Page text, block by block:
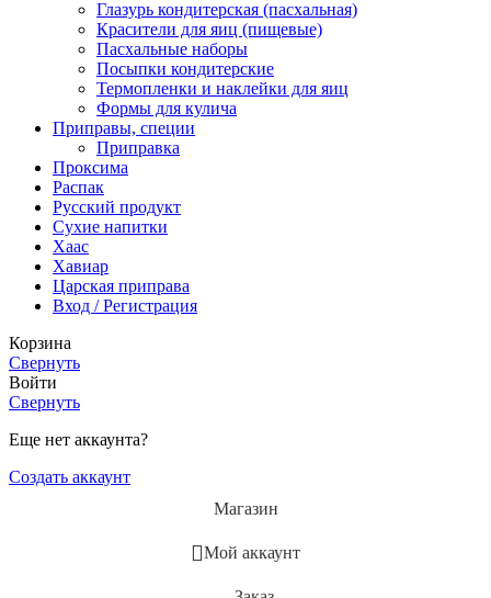
Глазурь кондитерская (пасхальная)
Красители для яиц (пищевые)
Пасхальные наборы
Посыпки кондитерские
Термопленки и наклейки для яиц
Формы для кулича
Приправы, специи
Приправка
Проксима
Распак
Русский продукт
Сухие напитки
Хаас
Хавиар
Царская приправа
Вход / Регистрация
Корзина
Свернуть
Войти
Свернуть
Еще нет аккаунта?
Создать аккаунт
Магазин
Мой аккаунт